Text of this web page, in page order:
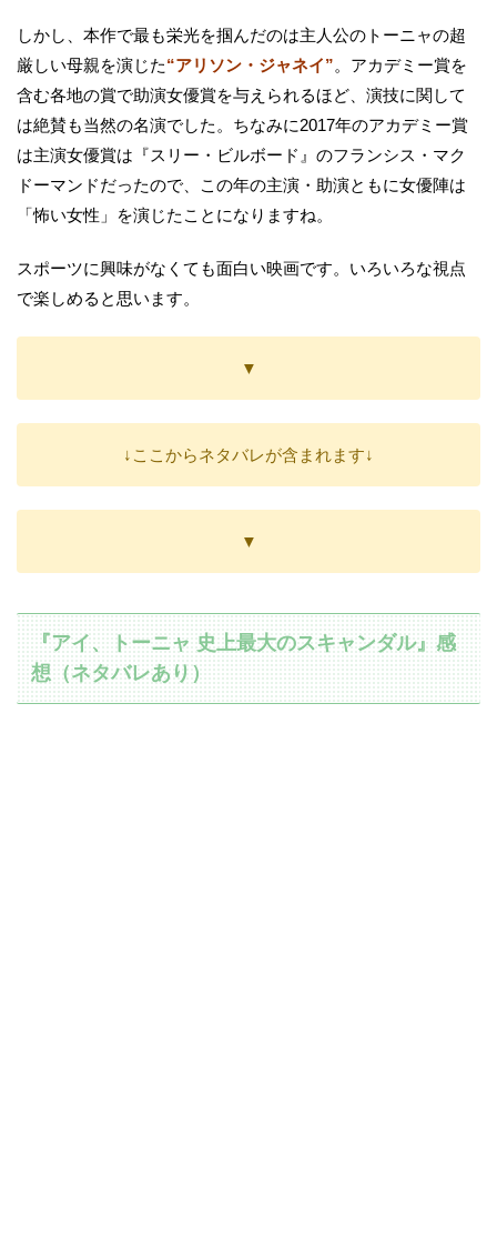
しかし、本作で最も栄光を掴んだのは主人公のトーニャの超
厳しい母親を演じた“アリソン・ジャネイ”。アカデミー賞を
含む各地の賞で助演女優賞を与えられるほど、演技に関して
は絶賛も当然の名演でした。ちなみに2017年のアカデミー賞
は主演女優賞は『スリー・ビルボード』のフランシス・マク
ドーマンドだったので、この年の主演・助演ともに女優陣は
「怖い女性」を演じたことになりますね。
スポーツに興味がなくても面白い映画です。いろいろな視点
で楽しめると思います。
▼
↓ここからネタバレが含まれます↓
▼
『アイ、トーニャ 史上最大のスキャンダル』感
想（ネタバレあり）